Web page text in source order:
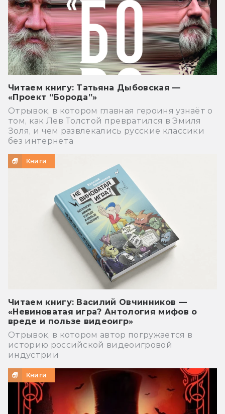
Читаем книгу: Татьяна Дыбовская —
«Проект “Борода”»
Отрывок, в котором главная героиня узнаёт о
том, как Лев Толстой превратился в Эмиля
Золя, и чем развлекались русские классики
без интернета
Книги
Читаем книгу: Василий Овчинников —
«Невиноватая игра? Антология мифов о
вреде и пользе видеоигр»
Отрывок, в котором автор погружается в
историю российской видеоигровой
индустрии
Книги